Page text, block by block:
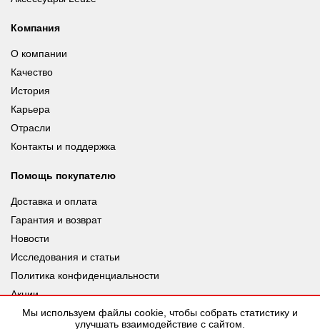
Компания
О компании
Качество
История
Карьера
Отрасли
Контакты и поддержка
Помощь покупателю
Доставка и оплата
Гарантия и возврат
Новости
Исследования и статьи
Политика конфиденциальности
Акции
Мы используем файлы cookie, чтобы собрать статистику и
улучшать взаимодействие с сайтом.